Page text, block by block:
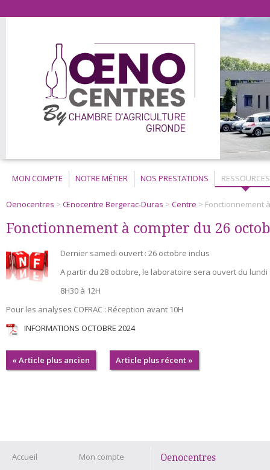
MON COMPTE NOTRE MÉTIER NOS PRESTATIONS RESSOURCES
Oenocentres > Œnocentre Bergerac-Duras > Centre > Fonctionnement
Fonctionnement à compter du 26
Dernier samedi ouvert : 26 octobre inclus
A partir du 28 octobre, le laboratoire sera ouvert du
8H30 à 12H
Pour les analyses COFRAC : Réception avant 10H
INFORMATIONS OCTOBRE 2024
« Article plus ancien Article plus récent »
Accueil
Mon compte
Oenocentres